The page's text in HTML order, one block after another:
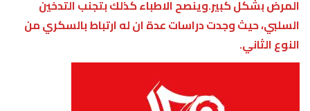
المرض بشكل كبير.وينصح الاطباء كذلك بتجنب التدخين
السلبي، حيث وجدت دراسات عدة ان له ارتباط بالسكري من
النوع الثاني.